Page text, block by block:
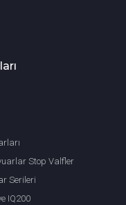
Stop Valfler
Serileri
IQ200